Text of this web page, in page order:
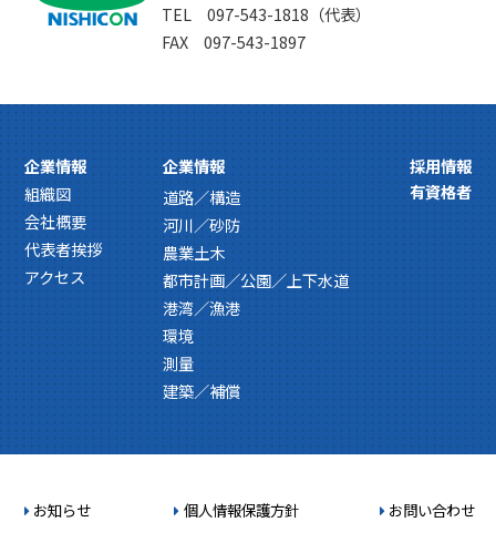
TEL 097-543-1818（代表）
FAX 097-543-1897
企業情報
組織図
会社概要
代表者挨拶
アクセス
企業情報
道路／構造
河川／砂防
農業土木
都市計画／公園／上下水道
港湾／漁港
環境
測量
建築／補償
採用情報
有資格者
お知らせ 個人情報保護方針 お問い合わせ